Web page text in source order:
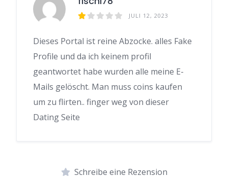
JULI 12, 2023
Dieses Portal ist reine Abzocke. alles Fake
Profile und da ich keinem profil
geantwortet habe wurden alle meine E-
Mails gelöscht. Man muss coins kaufen
um zu flirten.. finger weg von dieser
Dating Seite
Schreibe eine Rezension